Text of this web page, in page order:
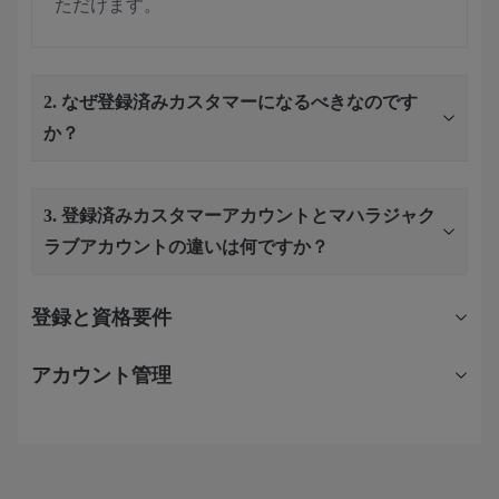
ただけます。
2. なぜ登録済みカスタマーになるべきなのです
か？
3. 登録済みカスタマーアカウントとマハラジャク
ラブアカウントの違いは何ですか？
登録と資格要件
アカウント管理